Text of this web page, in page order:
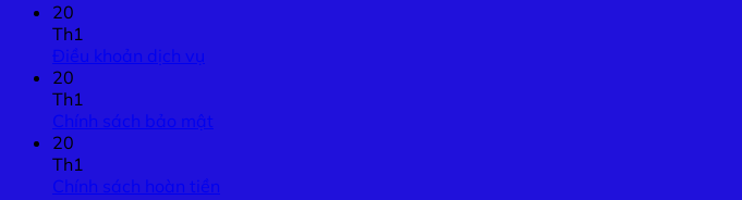
20
Th1
Điều khoản dịch vụ
20
Th1
Chính sách bảo mật
20
Th1
Chính sách hoàn tiền